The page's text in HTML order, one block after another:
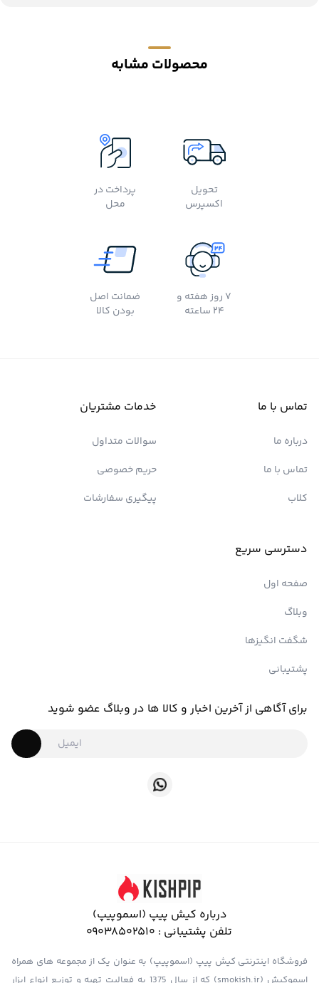
محصولات مشابه
تحویل
اکسپرس
پرداخت در
محل
7 روز هفته و
24 ساعته
ضمانت اصل
بودن کالا
تماس با ما
درباره ما
تماس با ما
کلاب
خدمات مشتریان
سوالات متداول
حریم خصوصی
پیگیری سفارشات
دسترسی سریع
صفحه اول
وبلاگ
شگفت انگیزها
پشتیبانی
برای آگاهی از آخرین اخبار و کالا ها در وبلاگ عضو شوید
درباره کیش پیپ (اسموپیپ)
تلفن پشتیبانی : 09038502510
فروشگاه اینترنتی کیش پیپ (اسموپیپ) به عنوان یک از مجموعه های همراه
اسموکیش (smokish.ir) که از سال 1375 به فعالیت تهیه و توزیع انواع ابزار